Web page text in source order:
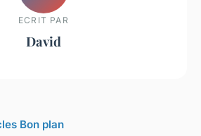
ECRIT PAR
David
Bon plan